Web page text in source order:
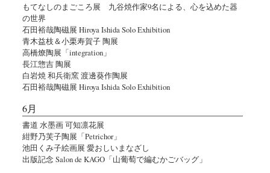
もてなしのまごころ展 九谷焼作家9名による、心を込めた器
の世界
石田裕哉陶磁展 Hiroya Ishida Solo Exhibition
青木益枝＆小栗寿賀子 陶展
高橋燎陶展「integration」
長江惣吉 陶展
白岩焼 和兵衛窯 渡邊葵作陶展
石田裕哉陶磁展 Hiroya Ishida Solo Exhibition
6月
書道 水墨画 可知凛花展
紺野乃芙子陶展「Petrichor」
池田くみ子絵画展 愛おしいまなざし
出版記念 Salon de KAGO「山葡萄で編むかごバッグ」